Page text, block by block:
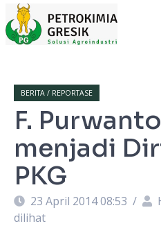
BERITA / REPORTASE
F.
menjadi
PKG
23 April 2014 08:53 /
dilihat